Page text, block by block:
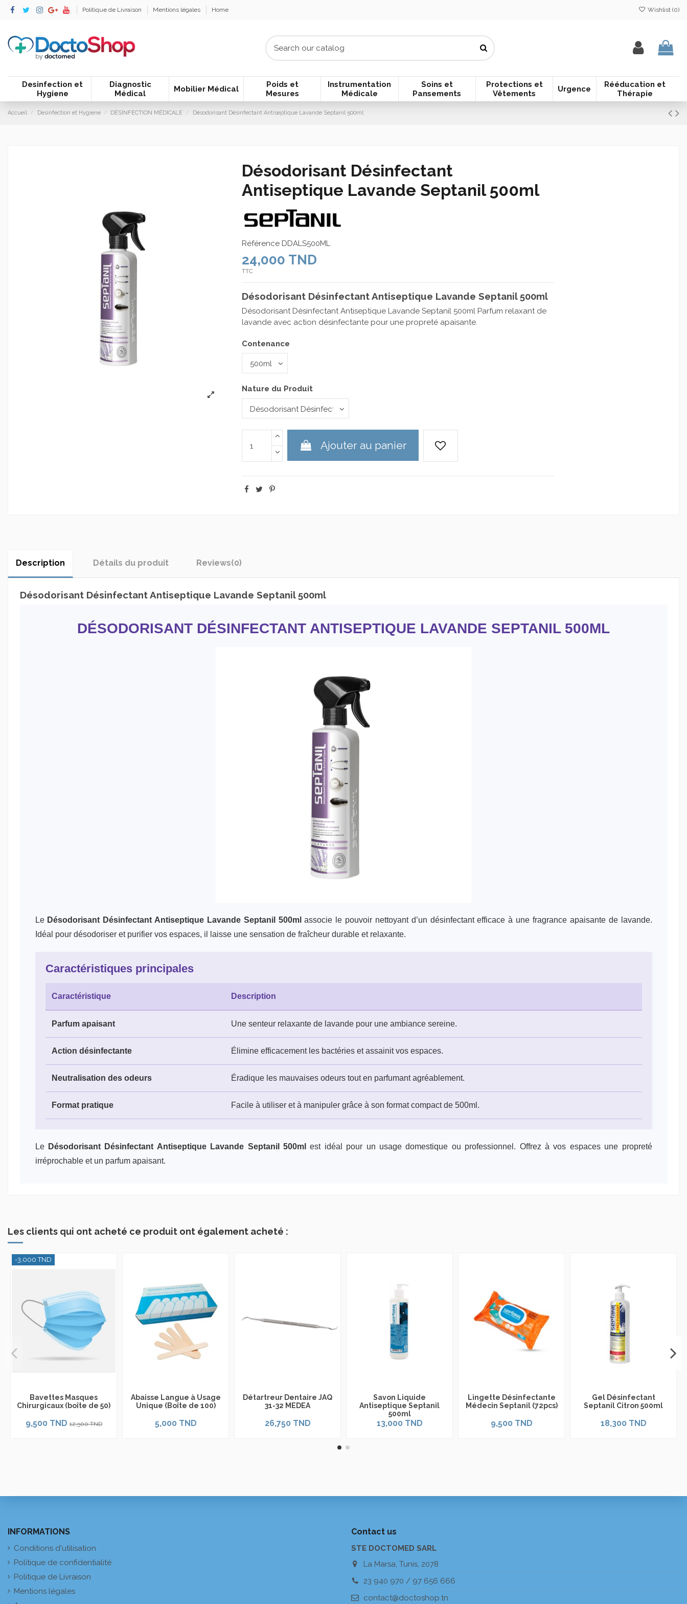
Politique de Livraison Mentions légales Home Wishlist (0)
Desinfection et
Hygiene
Diagnostic
Médical
Mobilier Médical
Poids et
Mesures
Instrumentation
Médicale
Soins et
Pansements
Protections et
Vêtements
Urgence
Rééducation et
Thérapie
Accueil Desinfection et Hygiene DÉSINFECTION MÉDICALE Désodorisant Désinfectant Antiseptique Lavande Septanil 500ml
Désodorisant Désinfectant
Antiseptique Lavande Septanil 500ml
Référence DDALS500ML
24,000 TND
TTC
Désodorisant Désinfectant Antiseptique Lavande Septanil 500ml
Désodorisant Désinfectant Antiseptique Lavande Septanil 500ml Parfum relaxant de
lavande avec action désinfectante pour une propreté apaisante.
Contenance
Nature du Produit
Ajouter au panier
Description Détails du produit Reviews(0)
Désodorisant Désinfectant Antiseptique Lavande Septanil 500ml
DÉSODORISANT DÉSINFECTANT ANTISEPTIQUE LAVANDE SEPTANIL 500ML
Le Désodorisant Désinfectant Antiseptique Lavande Septanil 500ml associe le pouvoir nettoyant d’un désinfectant efficace à une fragrance apaisante de lavande.
Idéal pour désodoriser et purifier vos espaces, il laisse une sensation de fraîcheur durable et relaxante.
Caractéristiques principales
Caractéristique Description
Parfum apaisant Une senteur relaxante de lavande pour une ambiance sereine.
Action désinfectante Élimine efficacement les bactéries et assainit vos espaces.
Neutralisation des odeurs Éradique les mauvaises odeurs tout en parfumant agréablement.
Format pratique Facile à utiliser et à manipuler grâce à son format compact de 500ml.
Le Désodorisant Désinfectant Antiseptique Lavande Septanil 500ml
est idéal pour un usage domestique ou professionnel. Offrez à vos espaces une propreté
irréprochable et un parfum apaisant.
Les clients qui ont acheté ce produit ont également acheté :
-3,000 TND
Bavettes Masques
Chirurgicaux (boîte de 50)
9,500 TND 12,500 TND
Abaisse Langue à Usage
Unique (Boîte de 100)
5,000 TND
Détartreur Dentaire JAQ
31-32 MEDEA
26,750 TND
Savon Liquide
Antiseptique Septanil
500ml
13,000 TND
Lingette Désinfectante
Médecin Septanil (72pcs)
9,500 TND
Gel Désinfectant
Septanil Citron 500ml
18,300 TND
INFORMATIONS
Conditions d'utilisation
Politique de confidentialité
Politique de Livraison
Mentions légales
Contact us
STE DOCTOMED SARL
La Marsa, Tunis, 2078
23 940 970 / 97 656 666
contact@doctoshop.tn